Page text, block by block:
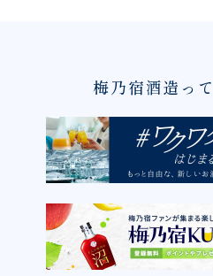
梅乃宿酒造っ